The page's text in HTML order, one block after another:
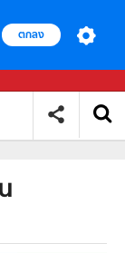
ตกลง